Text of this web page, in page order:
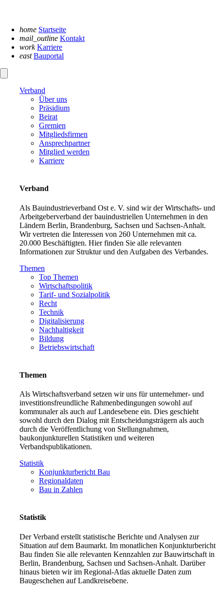
home Startseite
mail_outline Kontakt
work Karriere
east Bauportal
Verband
Über uns
Präsidium
Beirat
Gremien
Mitgliedsfirmen
Ansprechpartner
Mitglied werden
Karriere
Verband
Als Bauindustrieverband Ost e. V. sind wir der Wirtschafts- und
Arbeitgeberverband der bauindustriellen Unternehmen in den
Ländern Berlin, Brandenburg, Sachsen und Sachsen-Anhalt.
Wir vertreten die Interessen von 260 Unternehmen mit ca.
20.000 Beschäftigten. Hier finden Sie alle relevanten
Informationen zur Struktur und den Aufgaben des Verbandes.
Themen
Top Themen
Wirtschaftspolitik
Tarif- und Sozialpolitik
Recht
Technik
Digitalisierung
Nachhaltigkeit
Bildung
Betriebswirtschaft
Themen
Als Wirtschaftsverband setzen wir uns für unternehmer- und
investitionsfreundliche Rahmenbedingungen sowohl auf
kommunaler als auch auf Landesebene ein. Dies geschieht
sowohl durch den Dialog mit Entscheidungsträgern als auch
durch die Veröffentlichung von Stellungnahmen,
baukonjunkturellen Statistiken und weiteren
Verbandspublikationen.
Statistik
Konjunkturbericht Bau
Regionaldaten
Bau in Zahlen
Statistik
Der Verband erstellt statistische Berichte und Analysen zur
Situation auf dem Baumarkt. Im monatlichen Konjunkturbericht
Bau finden Sie alle relevanten Kennzahlen zur Bauwirtschaft in
Berlin, Brandenburg, Sachsen und Sachsen-Anhalt. Darüber
hinaus bieten wir im Regional-Atlas aktuelle Daten zum
Baugeschehen auf Landkreisebene.